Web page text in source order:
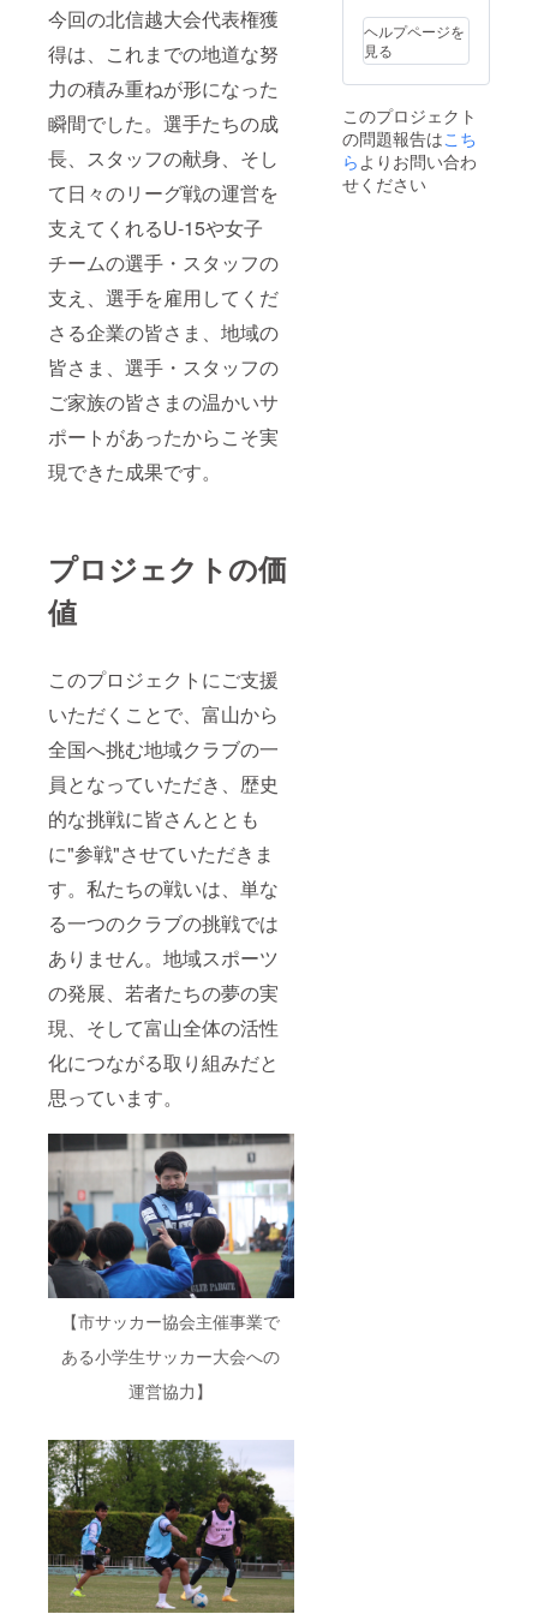
今回の北信越大会代表権獲
得は、これまでの地道な努
力の積み重ねが形になった
瞬間でした。選手たちの成
長、スタッフの献身、そし
て日々のリーグ戦の運営を
支えてくれるU-15や女子
チームの選手・スタッフの
支え、選手を雇用してくだ
さる企業の皆さま、地域の
皆さま、選手・スタッフの
ご家族の皆さまの温かいサ
ポートがあったからこそ実
現できた成果です。
プロジェクトの価
値
このプロジェクトにご支援
いただくことで、富山から
全国へ挑む地域クラブの一
員となっていただき、歴史
的な挑戦に皆さんととも
に"参戦"させていただきま
す。私たちの戦いは、単な
る一つのクラブの挑戦では
ありません。地域スポーツ
の発展、若者たちの夢の実
現、そして富山全体の活性
化につながる取り組みだと
思っています。
【市サッカー協会主催事業で
ある小学生サッカー大会への
運営協力】
ヘルプページを
見る
このプロジェクト
の問題報告はこち
ら よりお問い合わ
せください